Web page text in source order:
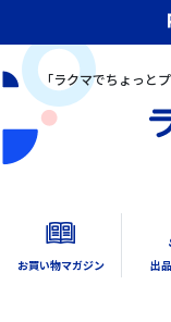
「ラクマでちょっと
お買い物マガジン 出